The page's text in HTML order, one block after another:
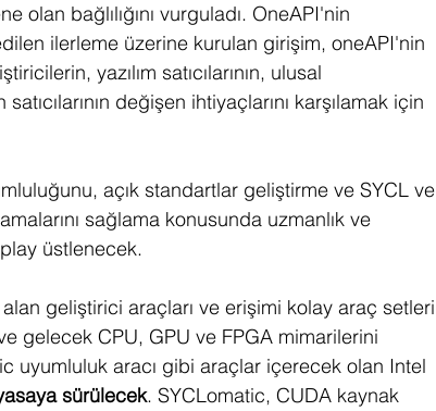
olan bağlılığını vurguladı. OneAPI'nin
ilerleme üzerine kurulan girişim, oneAPI'nin
yazılım satıcılarının, ulusal
değişen ihtiyaçlarını karşılamak için
açık standartlar geliştirme ve SYCL ve
sağlama konusunda uzmanlık ve
üstlenecek.
geliştirici araçları ve erişimi kolay araç setleri
gelecek CPU, GPU ve FPGA mimarilerini
uyumluluk aracı gibi araçlar içerecek olan Intel
sürülecek. SYCLomatic, CUDA kaynak